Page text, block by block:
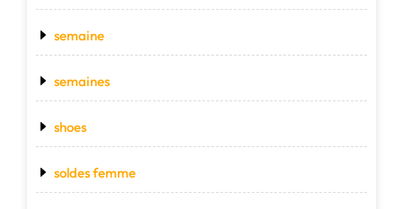
semaine
semaines
shoes
soldes femme